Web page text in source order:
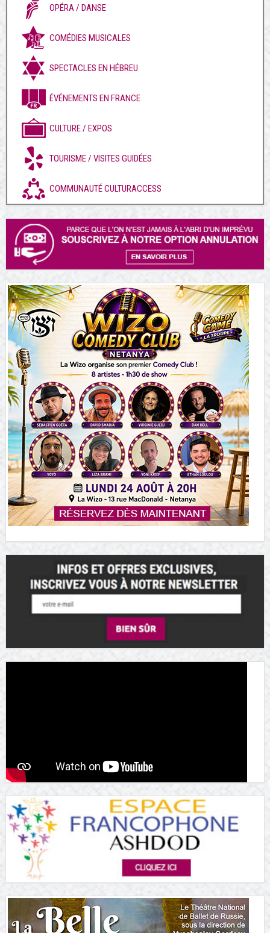
OPÉRA / DANSE
COMÉDIES MUSICALES
SPECTACLES EN HÉBREU
ÉVÉNEMENTS EN FRANCE
CULTURE / EXPOS
TOURISME / VISITES GUIDÉES
COMMUNAUTÉ CULTURACCESS